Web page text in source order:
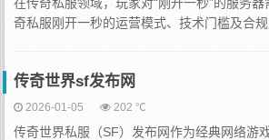
奇私服刚开一秒的运营模式、技术门槛及合
传奇世界sf发布网
2026-01-05 202 ℃
传奇世界私服（SF）发布网作为经典网络游